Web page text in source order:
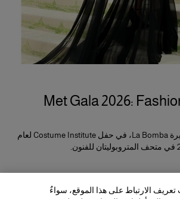
Met Gala 2026:
فيتوريا تشيريتي، سفيرة La Bomba، في حفل Costume Institute لعام
الارتباط على هذا الموقع، سواءٌ